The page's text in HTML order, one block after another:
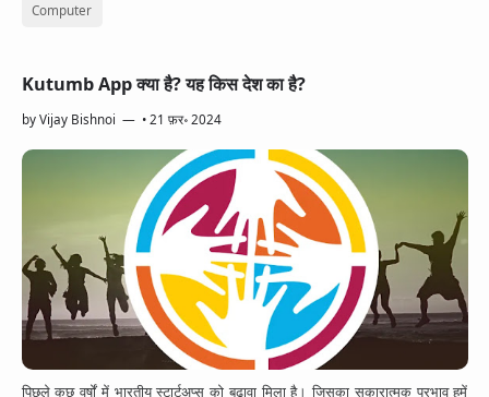
Computer
Kutumb App क्या है? यह किस देश का है?
byVijay Bishnoi •21 फ़र॰ 2024
पिछले कुछ वर्षों में भारतीय स्टार्टअप्स को बढ़ावा मिला है। जिसका सकारात्मक प्रभाव हमें